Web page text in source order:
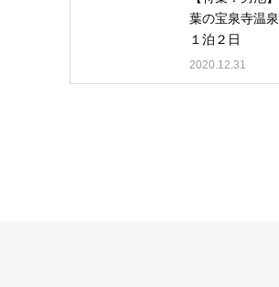
葉の宝泉寺温
１泊２日
2020.12.31